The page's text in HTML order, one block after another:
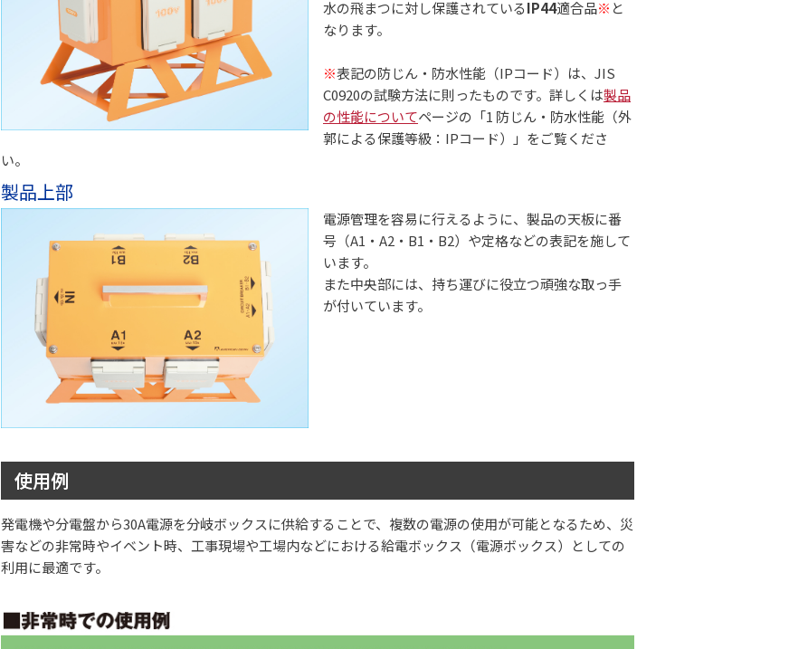
水の飛まつに対し保護されているIP44適合品※ と
なります。
※表記の防じん・防水性能（IPコード）は、JIS
C0920の試験方法に則ったものです。詳しくは製品
の性能についてページの「1 防じん・防水性能（外
郭による保護等級：IPコード）」をご覧くださ
い。
製品上部
電源管理を容易に行えるように、製品の天板に番
号（A1・A2・B1・B2）や定格などの表記を施して
います。
また中央部には、持ち運びに役立つ頑強な取っ手
が付いています。
使用例
発電機や分電盤から30A電源を分岐ボックスに供給することで、複数の電源の使用が可能となるため、災
害などの非常時やイベント時、工事現場や工場内などにおける給電ボックス（電源ボックス）としての
利用に最適です。